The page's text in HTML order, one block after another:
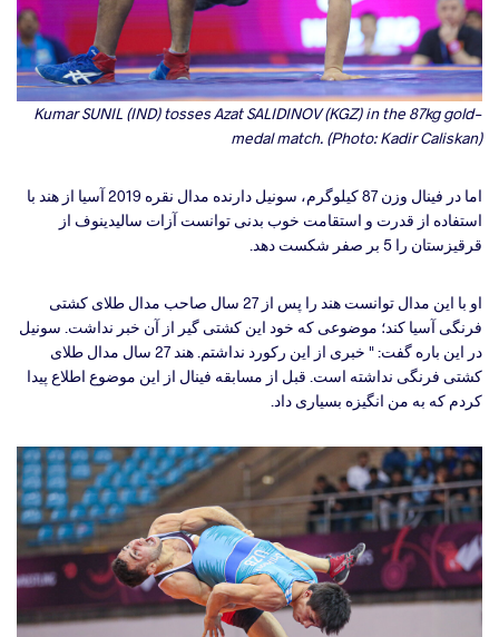
Kumar SUNIL (IND)tossesAzat SALIDINOV (KGZ) in the 87kg gold-
medal match. (Photo: Kadir Caliskan)
اما در فینال وزن 87 کیلوگرم، سونیل دارنده مدال نقره 2019 آسیا از هند با
استفاده از قدرت و استقامت خوب بدنی توانست آزات سالیدینوف از
قرقیزستان را 5 بر صفر شکست دهد.
او با این مدال توانست هند را پس از 27 سال صاحب مدال طلای کشتی
فرنگی آسیا کند؛ موضوعی که خود این کشتی گیر از آن خبر نداشت. سونیل
در این باره گفت: " خبری از این رکورد نداشتم. هند 27 سال مدال طلای
کشتی فرنگی نداشته است. قبل از مسابقه فینال از این موضوع اطلاع پیدا
کردم که به من انگیزه بسیاری داد.